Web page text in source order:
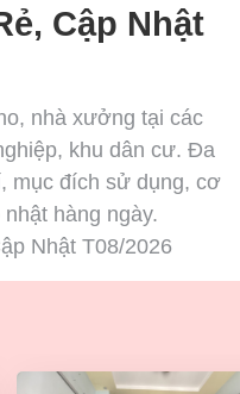
Cập Nhật
nhà xưởng tại các
khu dân cư. Đa
mục đích sử dụng, cơ
hàng ngày.
Nhật T08/2026